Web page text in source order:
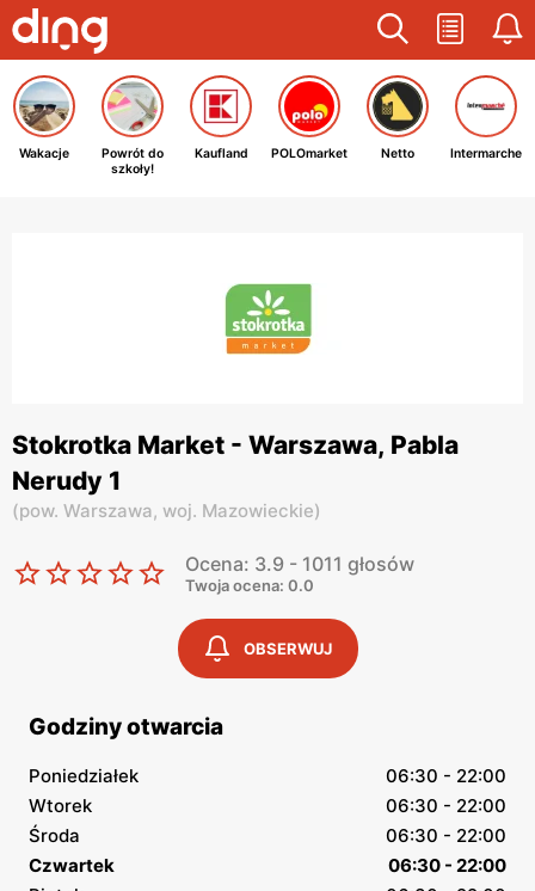
Wakacje
Powrót do
szkoły!
Kaufland POLOmarket Netto Intermarche
Stokrotka Market - Warszawa, Pabla
Nerudy 1
(pow. Warszawa, woj. Mazowieckie)
Ocena: 3.9 - 1011 głosów
Twoja ocena: 0.0
OBSERWUJ
Godziny otwarcia
Poniedziałek
06:30 - 22:00
Wtorek
06:30 - 22:00
Środa
06:30 - 22:00
Czwartek
06:30 - 22:00